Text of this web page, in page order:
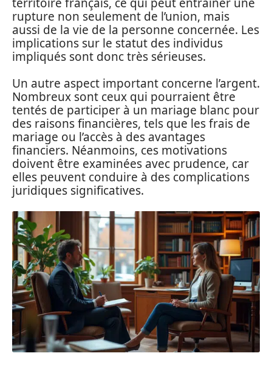
rupture non seulement de l’union, mais
aussi de la vie de la personne concernée. Les
implications sur le statut des individus
impliqués sont donc très sérieuses.
Un autre aspect important concerne l’argent.
Nombreux sont ceux qui pourraient être
tentés de participer à un mariage blanc pour
des raisons financières, tels que les frais de
mariage ou l’accès à des avantages
financiers. Néanmoins, ces motivations
doivent être examinées avec prudence, car
elles peuvent conduire à des complications
juridiques significatives.